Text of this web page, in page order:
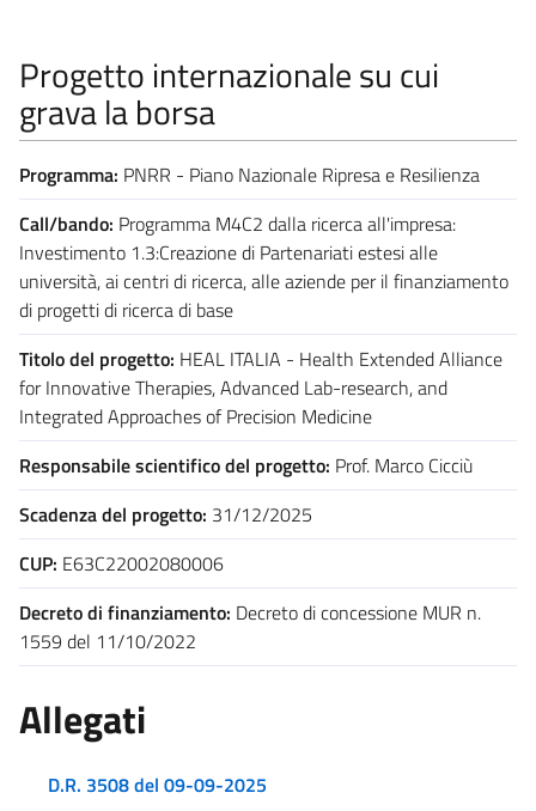
Progetto internazionale su cui
grava la borsa
Programma: PNRR - Piano Nazionale Ripresa e Resilienza
Call/bando: Programma M4C2 dalla ricerca all'impresa:
Investimento 1.3:Creazione di Partenariati estesi alle
università, ai centri di ricerca, alle aziende per il finanziamento
di progetti di ricerca di base
Titolo del progetto: HEAL ITALIA - Health Extended Alliance
for Innovative Therapies, Advanced Lab-research, and
Integrated Approaches of Precision Medicine
Responsabile scientifico del progetto: Prof. Marco Cicciù
Scadenza del progetto: 31/12/2025
CUP: E63C22002080006
Decreto di finanziamento: Decreto di concessione MUR n.
1559 del 11/10/2022
Allegati
D.R. 3508 del 09-09-2025